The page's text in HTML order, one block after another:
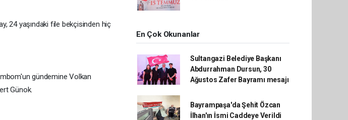
24 yaşındaki file bekçisinden hiç
gündemine Volkan
Günok.
En Çok Okunanlar
Sultangazi Belediye Başkanı
Abdurrahman Dursun, 30
Ağustos Zafer Bayramı mesajı
Bayrampaşa'da Şehit Özcan
İlhan'ın İsmi Caddeye Verildi